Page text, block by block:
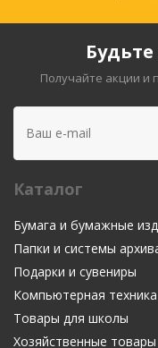
Будьте
Получайте акции и
Каталог
Бумага и бумажные
Папки и системы
Подарки и сувениры
Компьютерная
Товары для школы
Хозяйственные товары